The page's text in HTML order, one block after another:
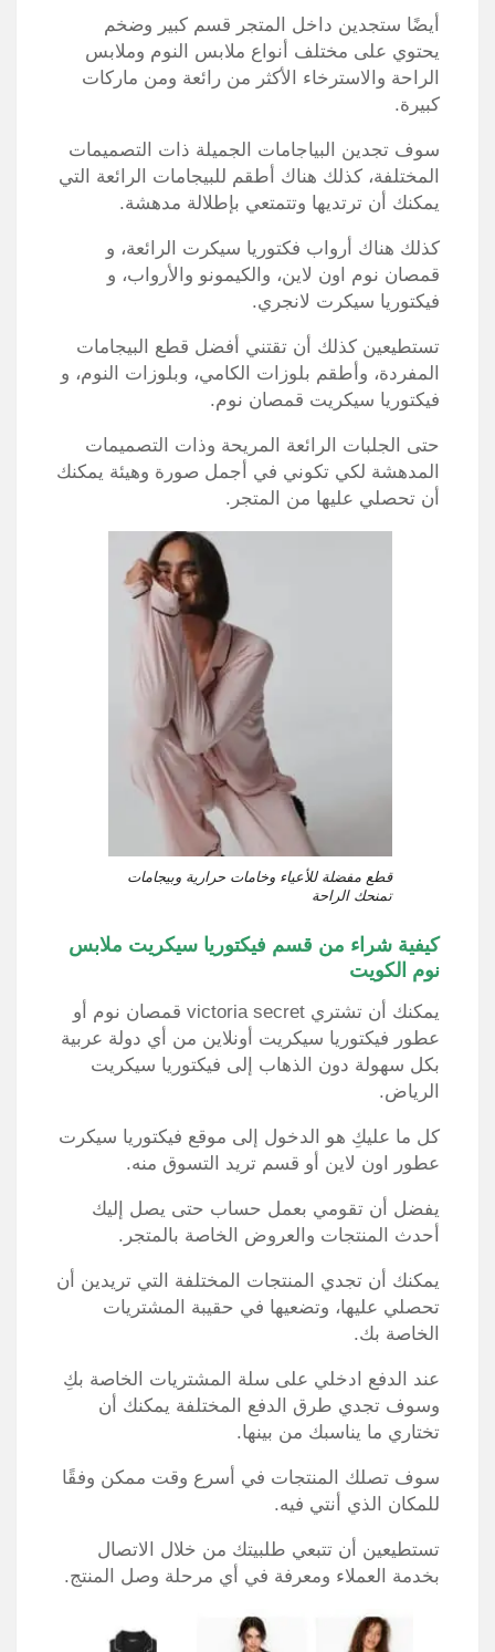
أيضًا ستجدين داخل المتجر قسم كبير وضخم
يحتوي على مختلف أنواع ملابس النوم وملابس
الراحة والاسترخاء الأكثر من رائعة ومن ماركات
كبيرة.
سوف تجدين البياجامات الجميلة ذات التصميمات
المختلفة، كذلك هناك أطقم للبيجامات الرائعة التي
يمكنك أن ترتديها وتتمتعي بإطلالة مدهشة.
كذلك هناك أرواب فكتوريا سيكرت الرائعة، و
قمصان نوم اون لاين، والكيمونو والأرواب، و
فيكتوريا سيكرت لانجري.
تستطيعين كذلك أن تقتني أفضل قطع البيجامات
المفردة، وأطقم بلوزات الكامي، وبلوزات النوم، و
فيكتوريا سيكريت قمصان نوم.
حتى الجلبات الرائعة المريحة وذات التصميمات
المدهشة لكي تكوني في أجمل صورة وهيئة يمكنك
أن تحصلي عليها من المتجر.
قطع مفضلة للأعياء وخامات حرارية وبيجامات
تمنحك الراحة
كيفية شراء من قسم فيكتوريا سيكريت ملابس
نوم الكويت
يمكنك أن تشتري victoria secret قمصان نوم أو
عطور فيكتوريا سيكريت أونلاين من أي دولة عربية
بكل سهولة دون الذهاب إلى فيكتوريا سيكريت
الرياض.
كل ما عليكِ هو الدخول إلى موقع فيكتوريا سيكرت
عطور اون لاين أو قسم تريد التسوق منه.
يفضل أن تقومي بعمل حساب حتى يصل إليك
أحدث المنتجات والعروض الخاصة بالمتجر.
يمكنك أن تجدي المنتجات المختلفة التي تريدين أن
تحصلي عليها، وتضعيها في حقيبة المشتريات
الخاصة بك.
عند الدفع ادخلي على سلة المشتريات الخاصة بكِ
وسوف تجدي طرق الدفع المختلفة يمكنك أن
تختاري ما يناسبك من بينها.
سوف تصلك المنتجات في أسرع وقت ممكن وفقًا
للمكان الذي أنتي فيه.
تستطيعين أن تتبعي طلبيتك من خلال الاتصال
بخدمة العملاء ومعرفة في أي مرحلة وصل المنتج.